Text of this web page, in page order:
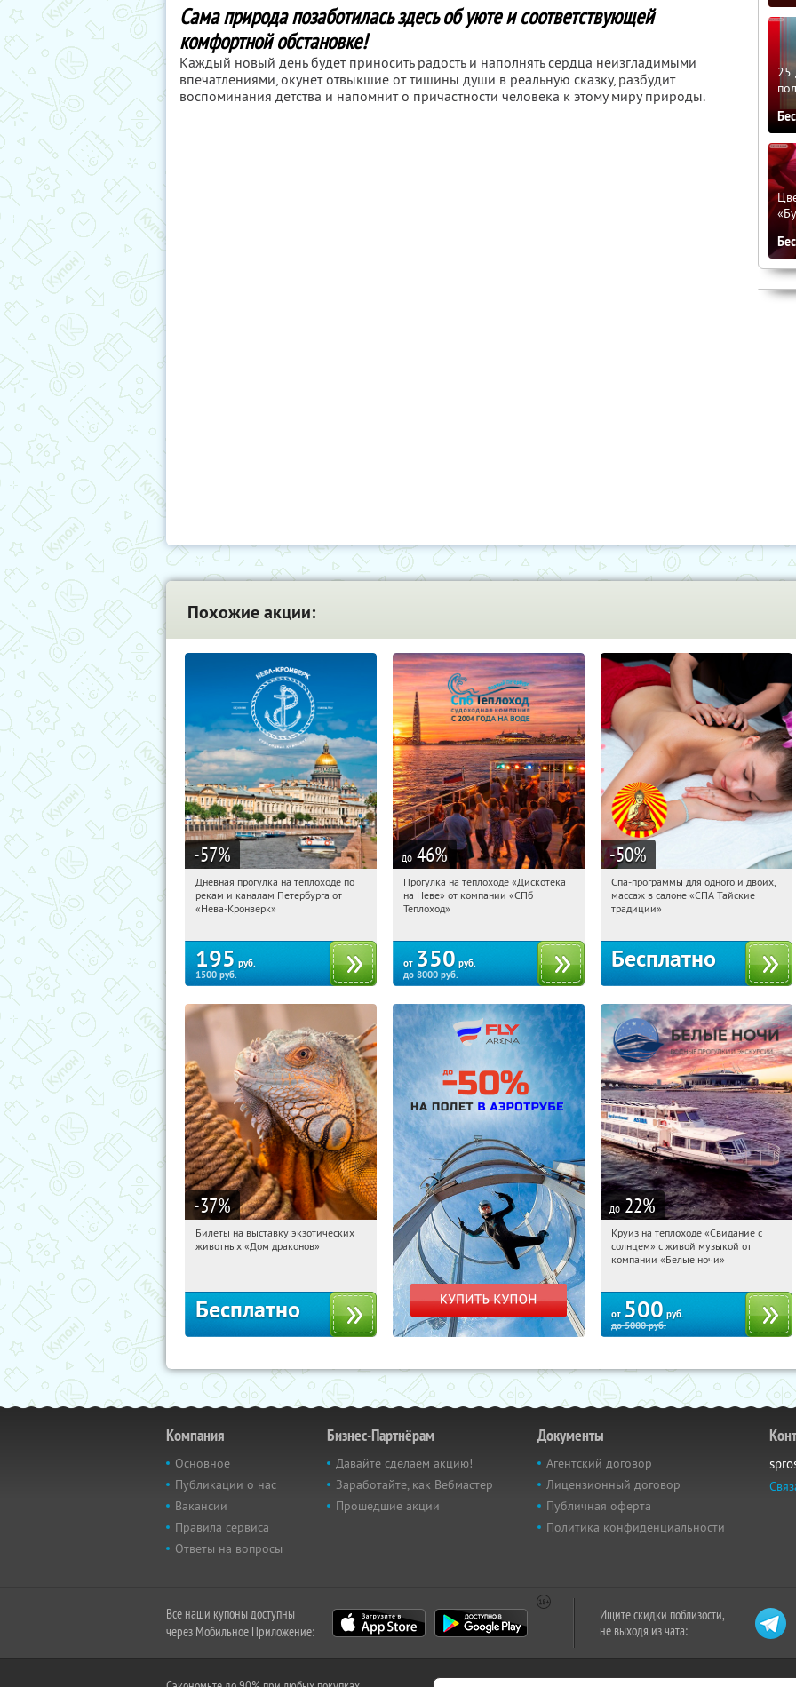
Сама природа позаботилась здесь об уюте и соответствующей
комфортной обстановке!
Каждый новый день будет приносить радость и наполнять сердца неизгладимыми
впечатлениями, окунет отвыкшие от тишины души в реальную сказку, разбудит
воспоминания детства и напомнит о причастности человека к этому миру природы.
25
Похожие акции:
-57%
18:35:18 Купили:391
Садовая
Дневная прогулка на теплоходе по
рекам и каналам Петербурга от
«Нева-Кронверк»
195 руб.
1500руб.
до 46%
18:35:18 Купили:14
Горьковская
Прогулка на теплоходе «Дискотека
на Неве» от компании «СПб
Теплоход»
от 350 руб.
до8000руб.
-50%
18:35:18 Получили:1678
Маяковская
Спа-программы для одного и двоих,
массаж в салоне «СПА Тайские
традиции»
Бесплатно
-37%
18:35:18 Получили:
Билеты на выставку экзотических
животных «Дом драконов»
Бесплатно
до 22%
18:35:18 Купили:
Невский проспект
Круиз на теплоходе «Свидание с
солнцем» с живой музыкой от
компании «Белые ночи»
от 500 руб.
до5000руб.
Компания
Основное
Публикации о нас
Вакансии
Правила сервиса
Ответы на вопросы
Бизнес-Партнёрам
Давайте сделаем акцию!
Заработайте, как Вебмастер
Прошедшие акции
Документы
Агентский договор
Лицензионный договор
Публичная оферта
Политика конфиденциальности
Все наши купоны доступны
через Мобильное Приложение:
Ищите скидки поблизости,
не выходя из чата: